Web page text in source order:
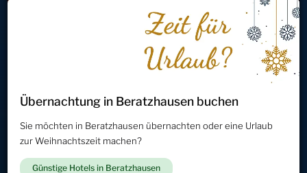
Übernachtung in Beratzhausen buchen
Sie möchten in Beratzhausen übernachten oder eine Urlaub
zur Weihnachtszeit machen?
Günstige Hotels in Beratzhausen